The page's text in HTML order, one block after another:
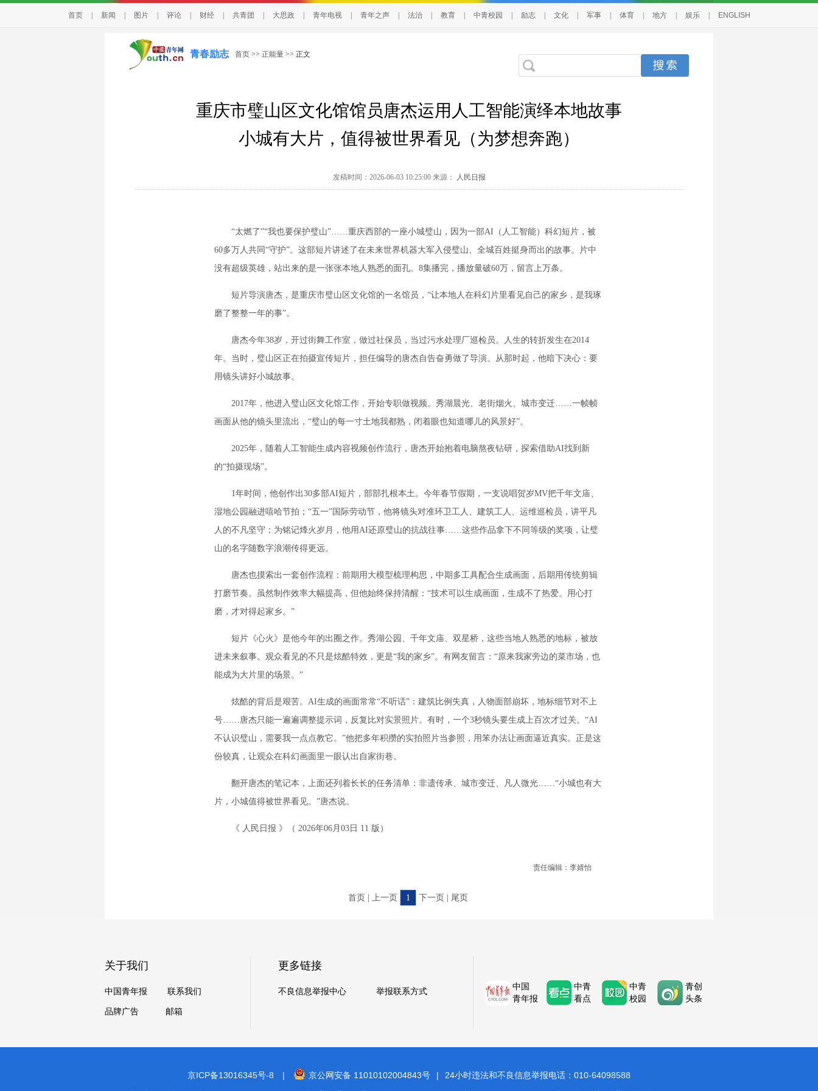
首页 新闻 图片 评论 财经 共青团 大思政 青年电视 青年之声 法治 教育 中青校园 励志 文化 军事 体育 地方 娱乐 ENGLISH
青春励志 首页 >> 正能量 >> 正文
重庆市璧山区文化馆馆员唐杰运用人工智能演绎本地故事
小城有大片，值得被世界看见（为梦想奔跑）
发稿时间：2026-06-03 10:25:00 来源： 人民日报
“太燃了”“我也要保护璧山”……重庆西部的一座小城璧山，因为一部AI（人工智能）科幻短片，被
60多万人共同“守护”。这部短片讲述了在未来世界机器大军入侵璧山、全城百姓挺身而出的故事。片中
没有超级英雄，站出来的是一张张本地人熟悉的面孔。8集播完，播放量破60万，留言上万条。
短片导演唐杰，是重庆市璧山区文化馆的一名馆员，“让本地人在科幻片里看见自己的家乡，是我琢
磨了整整一年的事”。
唐杰今年38岁，开过街舞工作室，做过社保员，当过污水处理厂巡检员。人生的转折发生在2014
年。当时，璧山区正在拍摄宣传短片，担任编导的唐杰自告奋勇做了导演。从那时起，他暗下决心：要
用镜头讲好小城故事。
2017年，他进入璧山区文化馆工作，开始专职做视频。秀湖晨光、老街烟火、城市变迁……一帧帧
画面从他的镜头里流出，“璧山的每一寸土地我都熟，闭着眼也知道哪儿的风景好”。
2025年，随着人工智能生成内容视频创作流行，唐杰开始抱着电脑熬夜钻研，探索借助AI找到新
的“拍摄现场”。
1年时间，他创作出30多部AI短片，部部扎根本土。今年春节假期，一支说唱贺岁MV把千年文庙、
湿地公园融进嘻哈节拍；“五一”国际劳动节，他将镜头对准环卫工人、建筑工人、运维巡检员，讲平凡
人的不凡坚守；为铭记烽火岁月，他用AI还原璧山的抗战往事……这些作品拿下不同等级的奖项，让璧
山的名字随数字浪潮传得更远。
唐杰也摸索出一套创作流程：前期用大模型梳理构思，中期多工具配合生成画面，后期用传统剪辑
打磨节奏。虽然制作效率大幅提高，但他始终保持清醒：“技术可以生成画面，生成不了热爱。用心打
磨，才对得起家乡。”
短片《心火》是他今年的出圈之作。秀湖公园、千年文庙、双星桥，这些当地人熟悉的地标，被放
进未来叙事。观众看见的不只是炫酷特效，更是“我的家乡”。有网友留言：“原来我家旁边的菜市场，也
能成为大片里的场景。”
炫酷的背后是艰苦。AI生成的画面常常“不听话”：建筑比例失真，人物面部崩坏，地标细节对不上
号……唐杰只能一遍遍调整提示词，反复比对实景照片。有时，一个3秒镜头要生成上百次才过关。“AI
不认识璧山，需要我一点点教它。”他把多年积攒的实拍照片当参照，用笨办法让画面逼近真实。正是这
份较真，让观众在科幻画面里一眼认出自家街巷。
翻开唐杰的笔记本，上面还列着长长的任务清单：非遗传承、城市变迁、凡人微光……“小城也有大
片，小城值得被世界看见。”唐杰说。
《 人民日报 》（ 2026年06月03日 11 版）
责任编辑：李婧怡
首页 | 上一页 1 下一页 | 尾页
关于我们
中国青年报 联系我们
品牌广告 邮箱
更多链接
不良信息举报中心 举报联系方式
中国
青年报
中青
看点
中青
校园
青创
头条
京ICP备13016345号-8 | 京公网安备 11010102004843号 |
24小时违法和不良信息举报电话：010-64098588